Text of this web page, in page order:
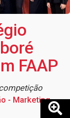
FAAP
- Marketing